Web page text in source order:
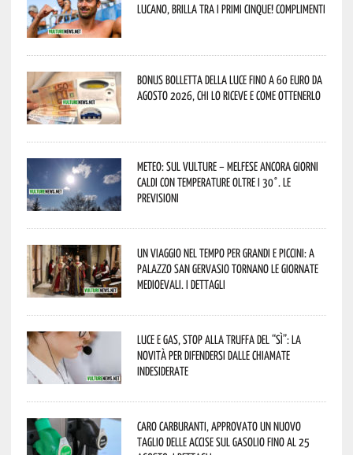
lucano, brilla tra i primi cinque! Complimenti
Bonus bolletta della luce fino a 60 euro da
agosto 2026, chi lo riceve e come ottenerlo
Meteo: sul Vulture – melfese ancora giorni
caldi con temperature oltre i 30°. Le
previsioni
Un viaggio nel tempo per grandi e piccini: a
Palazzo San Gervasio tornano le Giornate
Medioevali. I dettagli
Luce e gas, stop alla truffa del “Sì”: la
novità per difendersi dalle chiamate
indesiderate
Caro carburanti, approvato un nuovo
taglio delle accise sul gasolio fino al 25